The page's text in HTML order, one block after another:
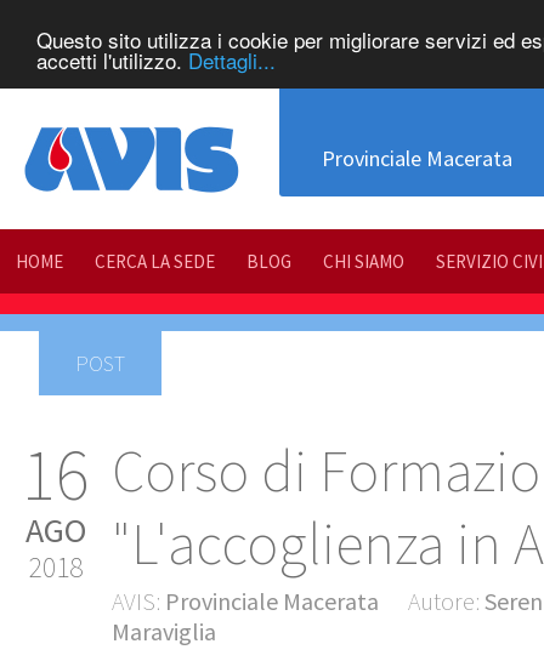
Questo sito utilizza i cookie per migliorare servizi ed
accetti l'utilizzo. Dettagli...
Provinciale Macerata
HOME CERCA LA SEDE BLOG CHI SIAMO SERVIZIO
POST
16
AGO
2018
Corso di
"L'accoglienza in
AVIS: Provinciale Macerata Autore:
Maraviglia